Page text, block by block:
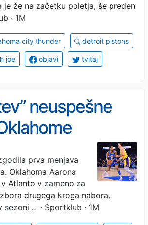
je že na začetku poletja, še preden
· 1M
city thunder detroit pistons
joe objavi tvitaj
neuspešne
prva menjava
Oklahoma Aarona
Atlanto v zameno za
drugega kroga nabora.
sezoni … · Sportklub · 1M